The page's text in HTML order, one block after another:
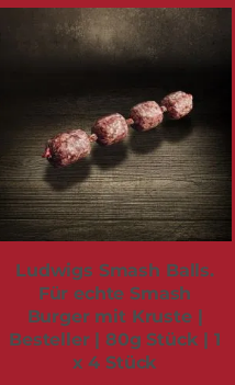
Ludwigs Smash Balls.
Für echte Smash
Burger mit Kruste |
Besteller | 80g Stück | 1
x 4 Stück